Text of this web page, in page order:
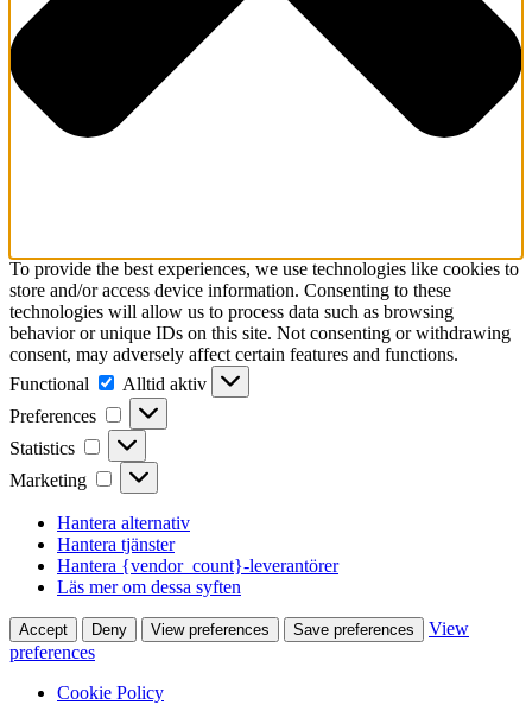
To provide the best experiences, we use technologies like cookies to
store and/or access device information. Consenting to these
technologies will allow us to process data such as browsing
behavior or unique IDs on this site. Not consenting or withdrawing
consent, may adversely affect certain features and functions.
Functional
Functional
Alltid aktiv
Preferences
Preferences
Statistics Statistics
Marketing Marketing
Hantera alternativ
Hantera tjänster
Hantera {vendor_count}-leverantörer
Läs mer om dessa syften
Accept Deny View preferences Save preferences
View
preferences
Cookie Policy